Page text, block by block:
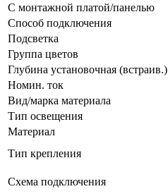
С монтажной платой/панелью
Способ подключения
Подсветка
Группа цветов
Глубина установочная (встраив.)
Номин. ток
Вид/марка материала
Тип освещения
Материал
Тип крепления
Схема подключения